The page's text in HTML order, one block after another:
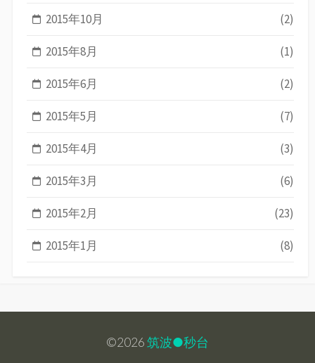
2015年10月 (2)
2015年8月 (1)
2015年6月 (2)
2015年5月 (7)
2015年4月 (3)
2015年3月 (6)
2015年2月 (23)
2015年1月 (8)
©2026筑波●秒台